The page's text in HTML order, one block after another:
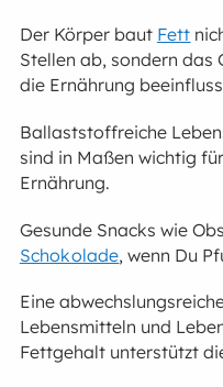
Der Körper baut Fett
Stellen ab, sondern das
die Ernährung
Ballaststoffreiche
sind in Maßen wichtig
Ernährung.
Gesunde Snacks wie
Schokolade, wenn Du
Eine
Lebensmitteln und
Fettgehalt unterstützt